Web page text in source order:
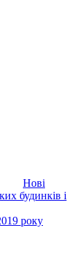
Нові
будинків і
року